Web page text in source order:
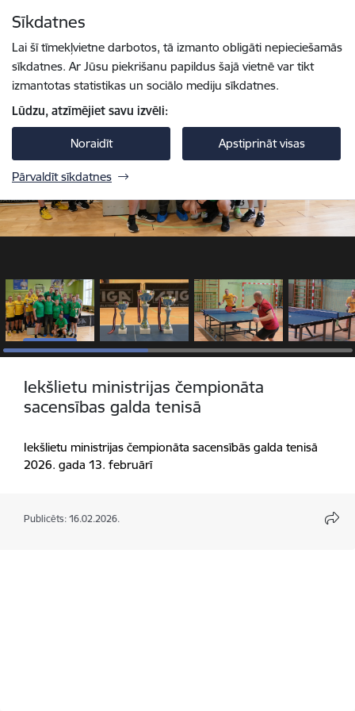
Sīkdatnes
Lai šī tīmekļvietne darbotos, tā izmanto obligāti nepieciešamās
sīkdatnes. Ar Jūsu piekrišanu papildus šajā vietnē var tikt
izmantotas statistikas un sociālo mediju sīkdatnes.
Lūdzu, atzīmējiet savu izvēli:
Noraidīt Apstiprināt visas
Pārvaldīt sīkdatnes
1 / 9
Iekšlietu ministrijas čempionāta
sacensības galda tenisā
Iekšlietu ministrijas čempionāta sacensībās galda tenisā
2026. gada 13. februārī
Publicēts: 16.02.2026.